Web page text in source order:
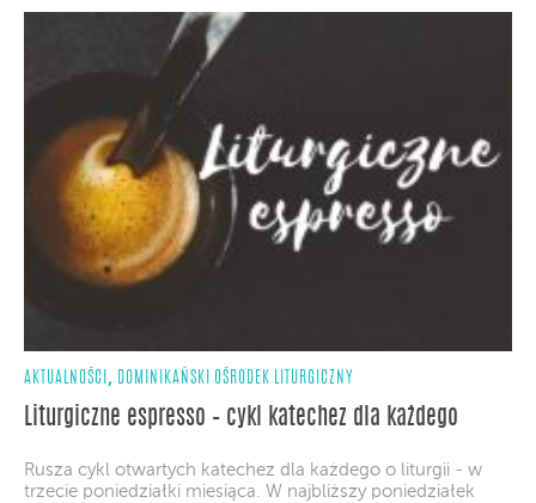
AKTUALNOŚCI , DOMINIKAŃSKI OŚRODEK LITURGICZNY
Liturgiczne espresso – cykl katechez dla każdego
Rusza cykl otwartych katechez dla każdego o liturgii - w
trzecie poniedziałki miesiąca. W najbliższy poniedziałek